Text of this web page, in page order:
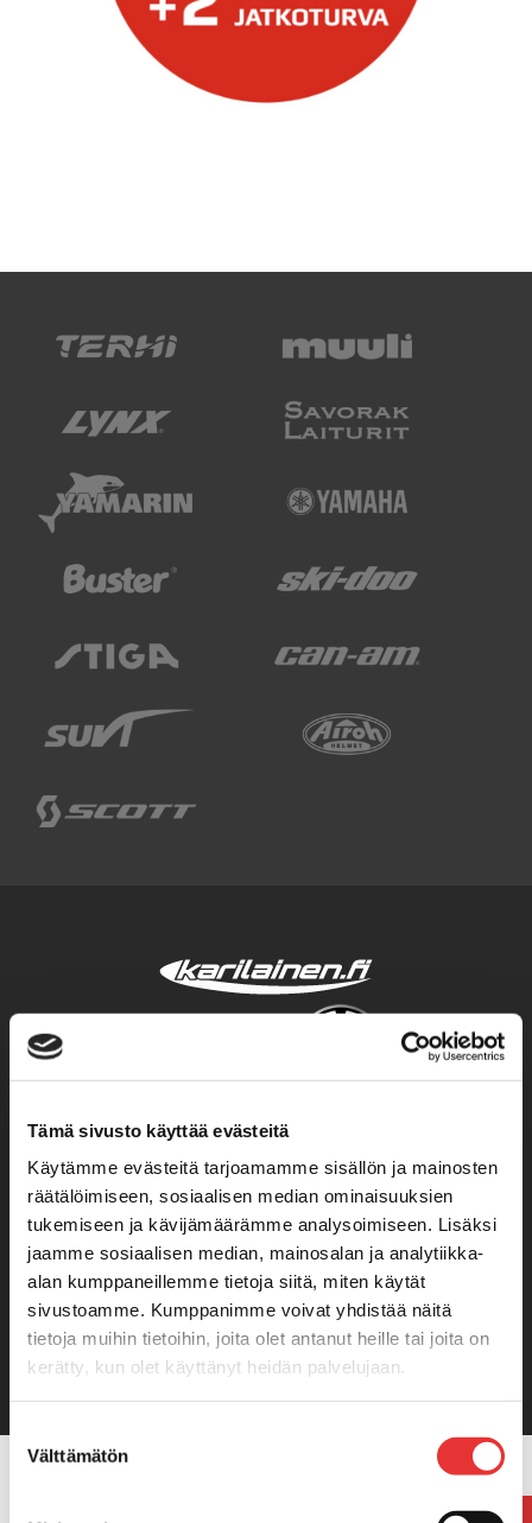
Tämä sivusto käyttää evästeitä
Käytämme evästeitä tarjoamamme sisällön ja mainosten
räätälöimiseen, sosiaalisen median ominaisuuksien
tukemiseen ja kävijämäärämme analysoimiseen. Lisäksi
jaamme sosiaalisen median, mainosalan ja analytiikka-
alan kumppaneillemme tietoja siitä, miten käytät
sivustoamme. Kumppanimme voivat yhdistää näitä
tietoja muihin tietoihin, joita olet antanut heille tai joita on
kerätty, kun olet käyttänyt heidän palvelujaan.
Suostumuksen
valinta
Välttämätön
KARILAINEN OY
Avoinna:
la 10-14
Kisällintie 1, 63700 Ähtäri
Puh. 0400 600 775
myynti@karilainen.fi